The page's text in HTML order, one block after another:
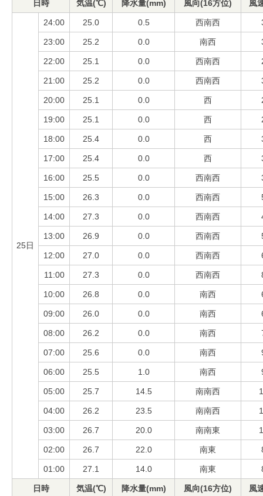
日時 気温(℃) 降水量(mm) 風向(16方位) 風
25日
24:00 25.0 0.5 西南西
23:00 25.2 0.0 南西
22:00 25.1 0.0 西南西
21:00 25.2 0.0 西南西
20:00 25.1 0.0 西
19:00 25.1 0.0 西
18:00 25.4 0.0 西
17:00 25.4 0.0 西
16:00 25.5 0.0 西南西
15:00 26.3 0.0 西南西
14:00 27.3 0.0 西南西
13:00 26.9 0.0 西南西
12:00 27.0 0.0 西南西
11:00 27.3 0.0 西南西
10:00 26.8 0.0 南西
09:00 26.0 0.0 南西
08:00 26.2 0.0 南西
07:00 25.6 0.0 南西
06:00 25.5 1.0 南西
05:00 25.7 14.5 南南西
04:00 26.2 23.5 南南西
03:00 26.7 20.0 南南東
02:00 26.7 22.0 南東
01:00 27.1 14.0 南東
日時 気温(℃) 降水量(mm) 風向(16方位) 風